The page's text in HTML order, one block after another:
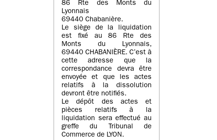
86 Rte des Monts du
Lyonnais
69440 Chabanière.
Le siège de la liquidation
est fixé au 86 Rte des
Monts du Lyonnais,
69440 CHABANIÈRE. C’est à
cette adresse que la
correspondance devra être
envoyée et que les actes
relatifs à la dissolution
devront être notifiés.
Le dépôt des actes et
pièces relatifs à la
liquidation sera effectué au
greffe du Tribunal de
Commerce de LYON.